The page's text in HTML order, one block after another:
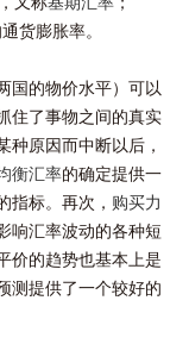
货膨胀率。
的物价水平）可以
住了事物之间的真实
种原因而中断以后，
衡汇率的确定提供一
指标。再次， 购买力
响汇率波动的各种短
价的趋势也基本上是
测提供了一个较好的